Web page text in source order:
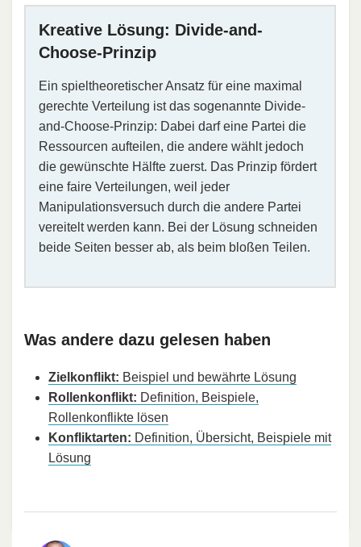
Kreative Lösung: Divide-and-
Choose-Prinzip
Ein spieltheoretischer Ansatz für eine maximal
gerechte Verteilung ist das sogenannte Divide-
and-Choose-Prinzip: Dabei darf eine Partei die
Ressourcen aufteilen, die andere wählt jedoch
die gewünschte Hälfte zuerst. Das Prinzip fördert
eine faire Verteilungen, weil jeder
Manipulationsversuch durch die andere Partei
vereitelt werden kann. Bei der Lösung schneiden
beide Seiten besser ab, als beim bloßen Teilen.
Was andere dazu gelesen haben
Zielkonflikt: Beispiel und bewährte Lösung
Rollenkonflikt: Definition, Beispiele,
Rollenkonflikte lösen
Konfliktarten: Definition, Übersicht, Beispiele mit
Lösung